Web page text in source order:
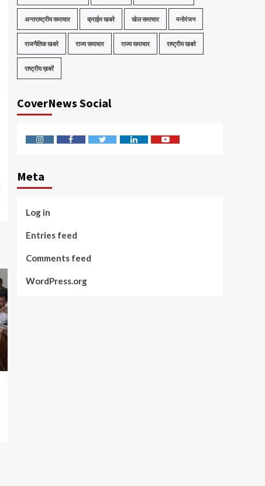
अन्तराष्ट्रीय समाचार क्राईम खबरे खेल समाचार मनोरंजन
राजनैतिक खबरे राज्य समाचार राज्य समाचार राष्ट्रीय खबरे
राष्ट्रीय ख़बरें
CoverNews Social
InstagramFacebookTwitter LinkedinYoutube
Meta
Log in
Entries feed
Comments feed
WordPress.org